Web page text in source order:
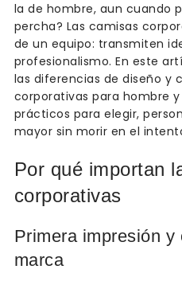
la de hombre, aun cuando
percha? Las camisas
de un equipo: transmiten
profesionalismo. En este
las diferencias de diseño y
corporativas para hombre
prácticos para elegir,
mayor sin morir en el
Por qué importan
corporativas
Primera impresión y
marca